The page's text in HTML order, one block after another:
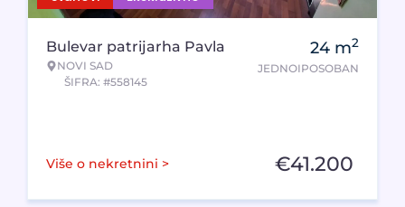
Bulevar patrijarha Pavla
NOVI SAD
ŠIFRA: #558145
24 m2
JEDNOIPOSOBAN
Više o nekretnini > €41.200